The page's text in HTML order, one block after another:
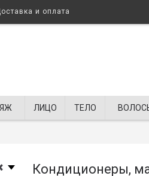
и оплата
ЛИЦО ТЕЛО
Кондиционеры,